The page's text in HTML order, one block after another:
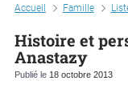
Accueil Famille
Histoire et
Anastazy
Publié le 18 octobre 2013